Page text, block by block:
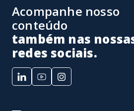
Acompanhe nosso
conteúdo
também nas
redes sociais.